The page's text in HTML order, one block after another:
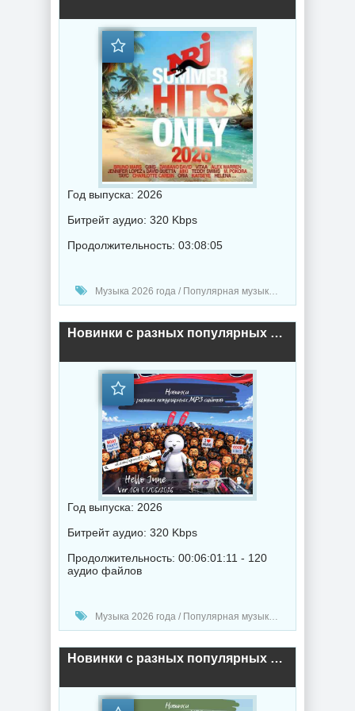
Год выпуска: 2026
Битрейт аудио: 320 Kbps
Продолжительность: 03:08:05
Музыка 2026 года / Популярная музыка / Рок - альтернативная музыка / Рэп - хип хоп музыка / Поп музыка / Танцевальная музыка / Сборник музыка / RnB music
Новинки с разных популярных MP3 сайтов. Ver.164 [01.06] 2026 (2026) торрент
Год выпуска: 2026
Битрейт аудио: 320 Kbps
Продолжительность: 00:06:01:11 - 120
аудио файлов
Музыка 2026 года / Популярная музыка / Клубная музыка / Рок - альтернативная музыка / Диско музыка / Рэп - хип хоп музыка / Поп музыка / Танцевальная музыка / Сборник музыка / RnB music
Новинки с разных популярных MP3 сайтов. Ver.163 01.05.2026 (2026) торрент